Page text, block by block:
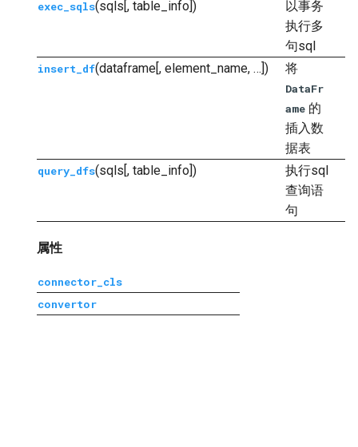
exec_sqls(sqls[, table_info])
以事务
执行多
句sql
insert_df(dataframe[, element_name, …]) 将
DataFr
ame 的
插入数
据表
query_dfs(sqls[, table_info])
执行sql
查询语
句
属性
connector_cls
convertor